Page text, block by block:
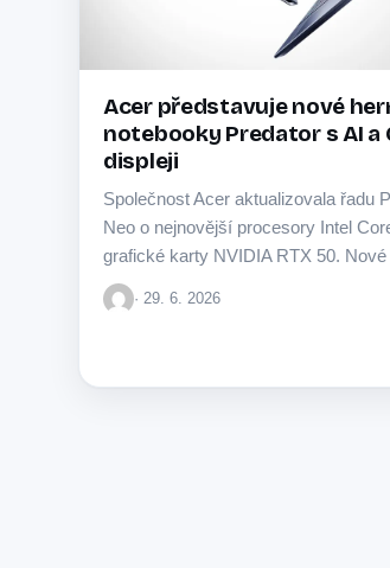
Acer představuje nové
notebooky Predator s AI a
displeji
Společnost Acer aktualizovala řadu
Neo o nejnovější procesory Intel
grafické karty NVIDIA RTX 50.
· 29. 6. 2026